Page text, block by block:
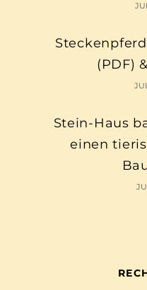
(PDF)
Stein-Haus
einen